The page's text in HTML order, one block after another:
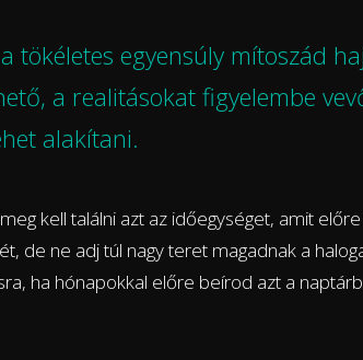
tökéletes egyensúly mítoszád
a realitásokat figyelembe
alakítani.
kell találni azt az időegységet, amit
de ne adj túl nagy teret magadnak a
ha hónapokkal előre beírod azt a